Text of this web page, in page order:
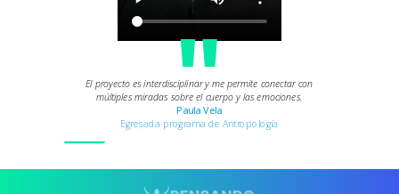
"
El proyecto es interdisciplinar y me permite conectar con
múltiples miradas sobre el cuerpo y las emociones.
Paula Vela
Egresada programa de Antropología